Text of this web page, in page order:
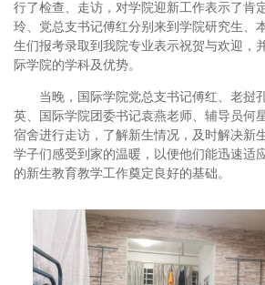
行了检查、走访，对学院迎新工作表示了肯
玲、党总支书记傅红分别来到学院研究生、
生们报考录取到我院专业表示祝贺与欢迎，
际学院的学科及优势。
当晚，国际学院党总支书记傅红、老挝
英、国际学院团委书记袁燕老师、辅导员何
宿舍进行走访，了解新生情况，及时解决新
学子们感受到家的温暖，以便他们能迅速适
的新生教育教学工作奠定良好的基础。